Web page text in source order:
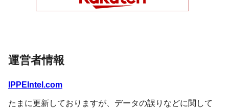
運営者情報
IPPEIntel.com
たまに更新しておりますが、データの誤りなどに関して